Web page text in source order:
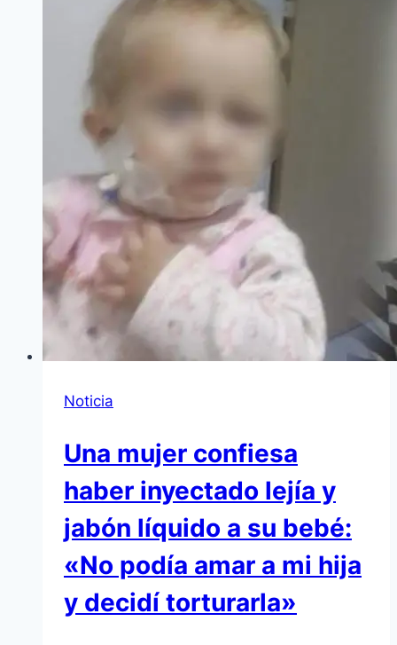
Noticia
Una mujer confiesa
haber inyectado lejía y
jabón líquido a su bebé:
«No podía amar a mi hija
y decidí torturarla»